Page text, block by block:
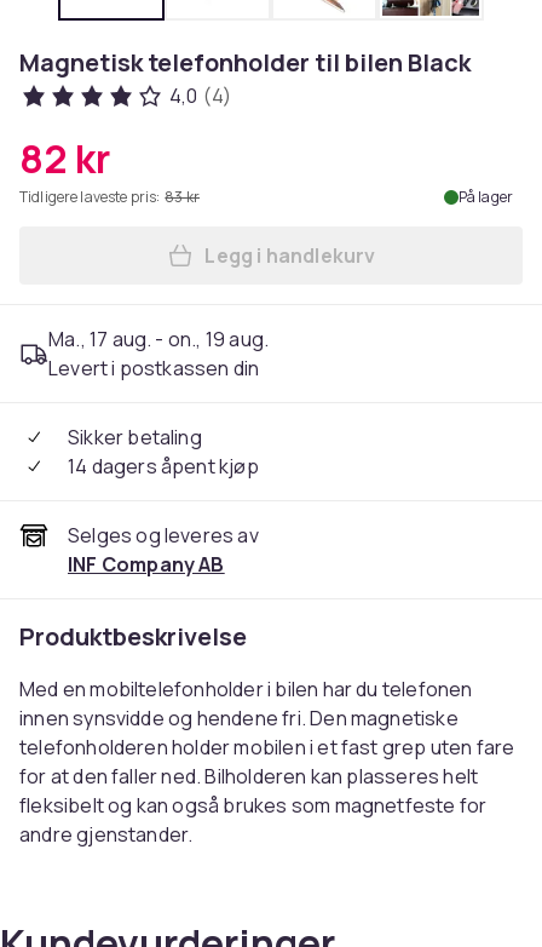
Magnetisk telefonholder til bilen Black
4,0 (4)
82 kr
Tidligere laveste pris: 83 kr På lager
Legg Magnetisk
Legg i handlekurv
Ma., 17 aug. - on., 19 aug.
Levert i postkassen din
Sikker betaling
14 dagers åpent kjøp
Selges og leveres av
INF Company AB
Produktbeskrivelse
Med en mobiltelefonholder i bilen har du telefonen
innen synsvidde og hendene fri. Den magnetiske
telefonholderen holder mobilen i et fast grep uten fare
for at den faller ned. Bilholderen kan plasseres helt
fleksibelt og kan også brukes som magnetfeste for
andre gjenstander.